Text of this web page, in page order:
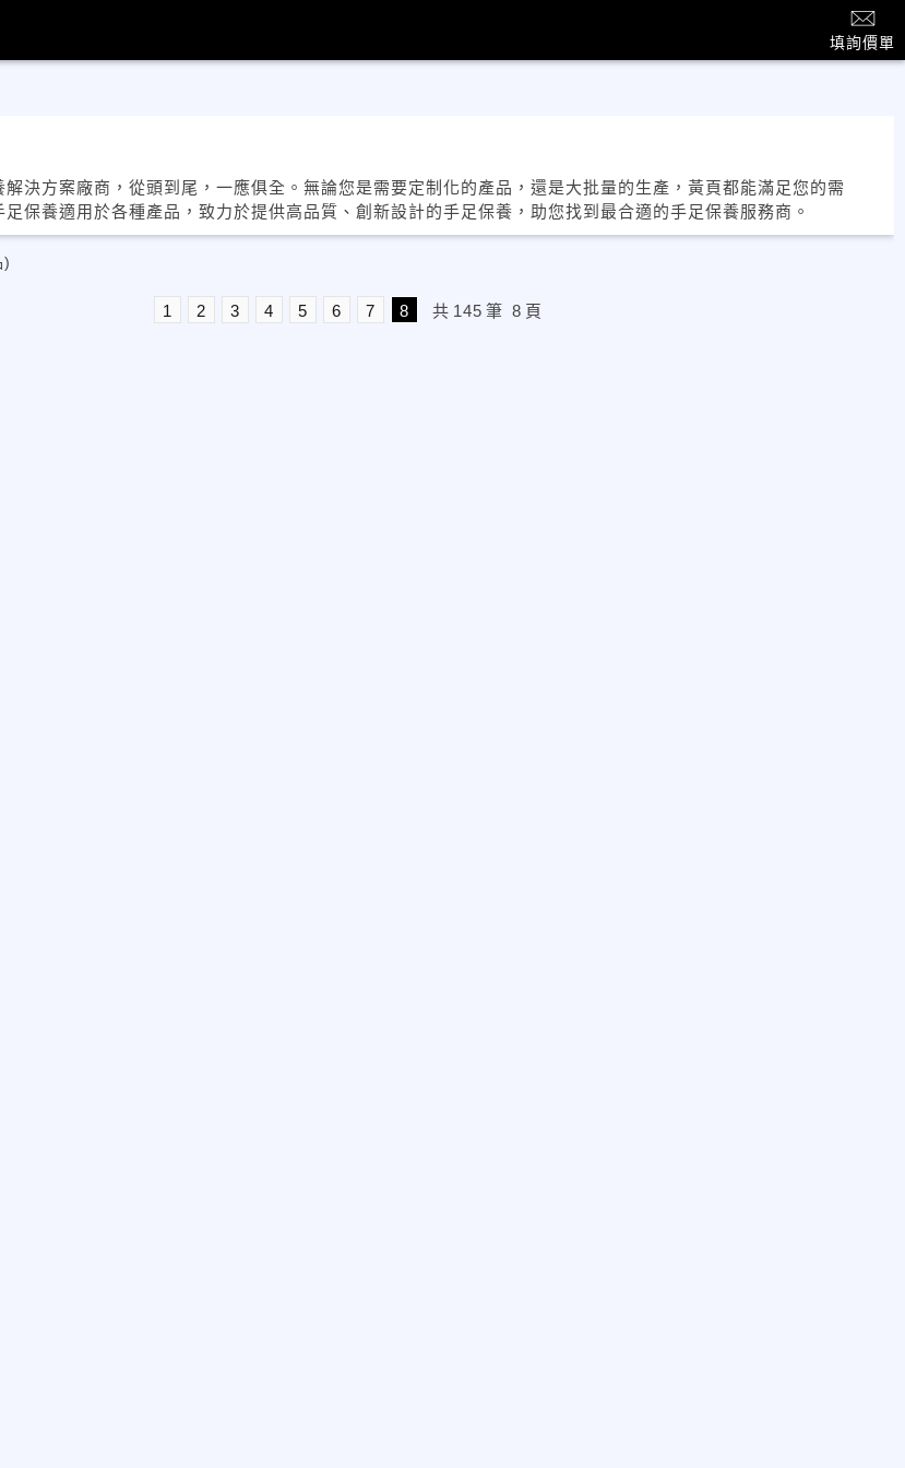
填詢價單
決方案廠商，從頭到尾，一應俱全。無論您是需要定制化的產品，還是大批量的生產，黃頁都能滿足您的需
保養適用於各種產品，致力於提供高品質、創新設計的手足保養，助您找到最合適的手足保養服務商。
)
1 2 3 4 5 6 7 8 共 145 筆 8 頁